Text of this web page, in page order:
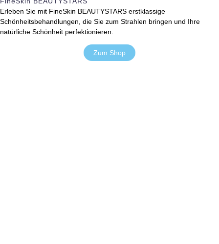
Erleben Sie mit FineSkin BEAUTYSTARS erstklassige
Schönheitsbehandlungen, die Sie zum Strahlen bringen und Ihre
natürliche Schönheit perfektionieren.
Zum Shop